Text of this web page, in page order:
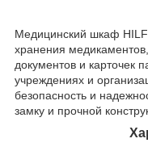
Медицинский шкаф
хранения
документов и карточек
учреждениях и
безопасность и
замку и прочной